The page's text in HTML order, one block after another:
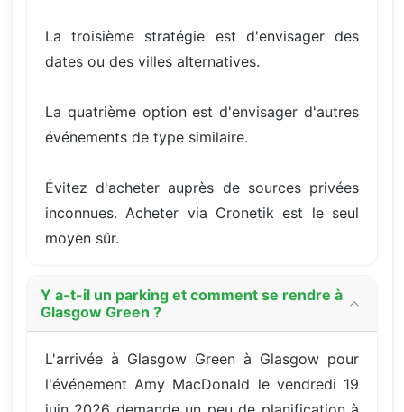
La troisième stratégie est d'envisager des
dates ou des villes alternatives.
La quatrième option est d'envisager d'autres
événements de type similaire.
Évitez d'acheter auprès de sources privées
inconnues. Acheter via Cronetik est le seul
moyen sûr.
Y a-t-il un parking et comment se rendre à
Glasgow Green ?
L'arrivée à Glasgow Green à Glasgow pour
l'événement Amy MacDonald le vendredi 19